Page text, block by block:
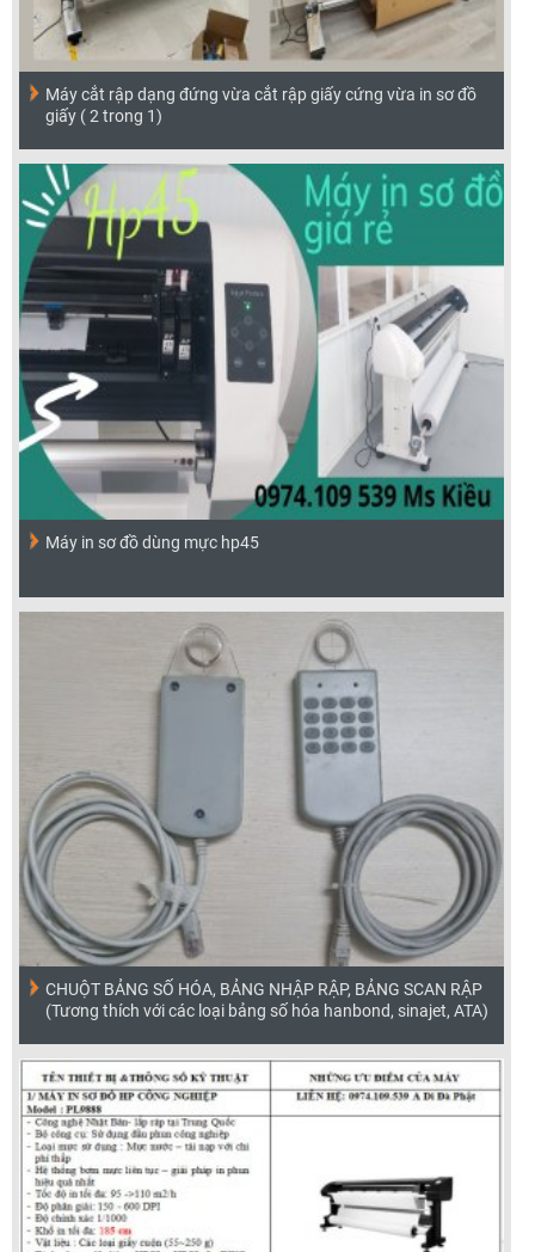
Máy cắt rập dạng đứng vừa cắt rập giấy cứng vừa in sơ đồ
giấy ( 2 trong 1)
Máy in sơ đồ dùng mực hp45
CHUỘT BẢNG SỐ HÓA, BẢNG NHẬP RẬP, BẢNG SCAN RẬP
(Tương thích với các loại bảng số hóa hanbond, sinajet, ATA)